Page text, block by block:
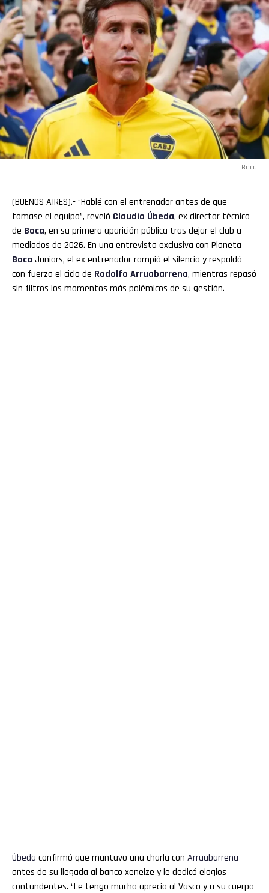
Boca
(BUENOS AIRES).- “Hablé con el entrenador antes de que
tomase el equipo”, reveló Claudio Úbeda, ex director técnico
de Boca, en su primera aparición pública tras dejar el club a
mediados de 2026. En una entrevista exclusiva con Planeta
Boca Juniors, el ex entrenador rompió el silencio y respaldó
con fuerza el ciclo de Rodolfo Arruabarrena, mientras repasó
sin filtros los momentos más polémicos de su gestión.
Úbeda confirmó que mantuvo una charla con Arruabarrena
antes de su llegada al banco xeneize y le dedicó elogios
contundentes. “Le tengo mucho aprecio al Vasco y a su cuerpo